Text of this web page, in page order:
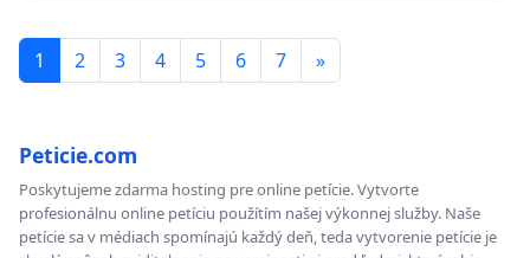
1 2 3 4 5 6 7 »
Peticie.com
Poskytujeme zdarma hosting pre online petície. Vytvorte
profesionálnu online petíciu použítím našej výkonnej služby. Naše
petície sa v médiach spomínajú každý deň, teda vytvorenie petície je